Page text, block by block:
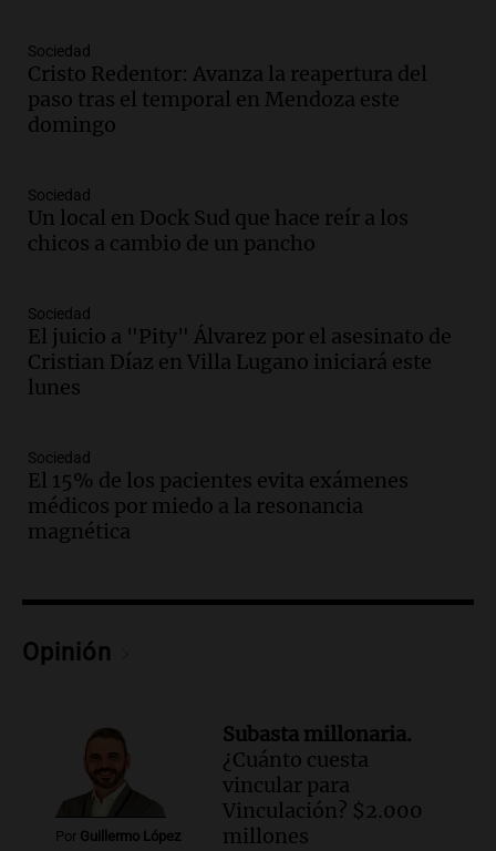
Audio.Ley de Propiedad Privada: el revés
en el Congreso expuso una debilidad
comunicacional del Gobierno
Una mañana para todos
Audio.
celebración única: 30.000 turistas y el
tradicional Toreo de la Vincha
Audio. Borges, abogada de Pourrain:
"Tres hombres se lo llevaron para
hacerle preguntas y nunca regresó"
Audio. Voluntarios limpiaron 9.000
metros del río Suquía y retiraron hasta
800 kilos de basura por jornada
Una mañana para todos
Audio.La historia de la servilleta que
contrato de Leo con Barcelona
Audio.
Joan Gaspart: "Sin Jorge, no sé si
Messi hubiera llegado adonde llegó"
Una mañana para todos
Episodios
Sociedad
Cristo Redentor: Avanza la reapertura del
paso tras el temporal en Mendoza este
domingo
Sociedad
Un local en Dock Sud que hace reír a los
chicos a cambio de un pancho
Sociedad
El juicio a "Pity" Álvarez por el asesinato de
Cristian Díaz en Villa Lugano iniciará este
lunes
Sociedad
El 15% de los pacientes evita exámenes
médicos por miedo a la resonancia
magnética
Opinión
Por Guillermo López
Subasta millonaria.
¿Cuánto cuesta
vincular para
Vinculación? $2.000
millones